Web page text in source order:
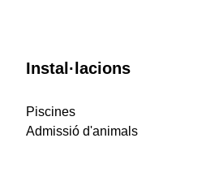
Instal·lacions
Piscines
Admissió d'animals